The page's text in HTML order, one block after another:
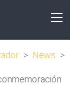
> News >